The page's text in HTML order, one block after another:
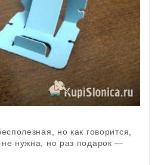
но как говорится,
нужна, но раз подарок —